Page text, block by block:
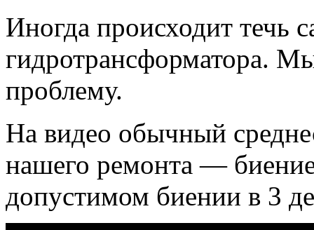
Иногда происходит течь
гидротрансформатора.
проблему.
На видео обычный
нашего ремонта —
допустимом биении в 3